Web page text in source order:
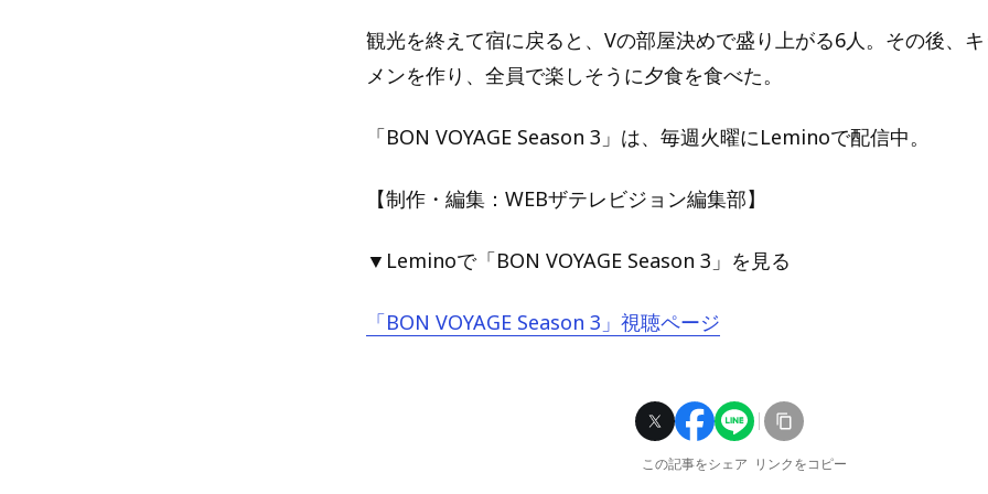
観光を終えて宿に戻ると、Vの部屋決めで盛り上がる6人。その後、
メンを作り、全員で楽しそうに夕食を食べた。
「BON VOYAGE Season 3」は、毎週火曜にLeminoで配信中。
【制作・編集：WEBザテレビジョン編集部】
▼Leminoで「BON VOYAGE Season 3」を見る
「BON VOYAGE Season 3」視聴ページ
この記事をシェア リンクをコピー